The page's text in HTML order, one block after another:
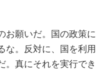
お願いだ。国の政策に
な。反対に、国を利用
。真にそれを実行でき